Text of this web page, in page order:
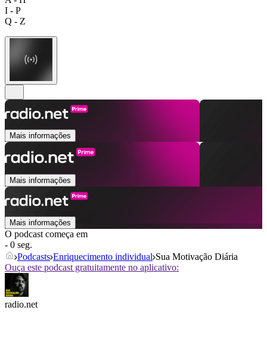
I - P
Q - Z
Mais informações
Mais informações
Mais informações
O podcast começa em
- 0 seg.
Podcasts Enriquecimento individual Sua Motivação Diária
Ouça este podcast gratuitamente no aplicativo:
radio.net